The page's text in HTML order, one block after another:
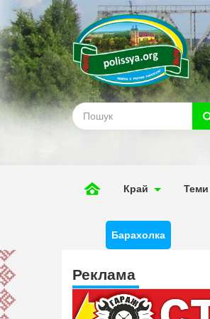
Край Теми
Барахолка
Реклама